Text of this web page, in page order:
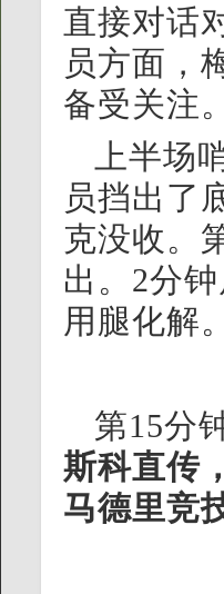
直接对话
员方面，
备受关注
上半场
员挡出了
克没收。
出。2分
用腿化解。
第15分
斯科直传
马德里竞